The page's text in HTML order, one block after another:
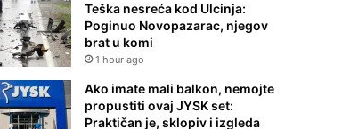
Teška nesreća kod Ulcinja:
Poginuo Novopazarac, njegov
brat u komi
1 hour ago
Ako imate mali balkon, nemojte
propustiti ovaj JYSK set:
Praktičan je, sklopiv i izgleda